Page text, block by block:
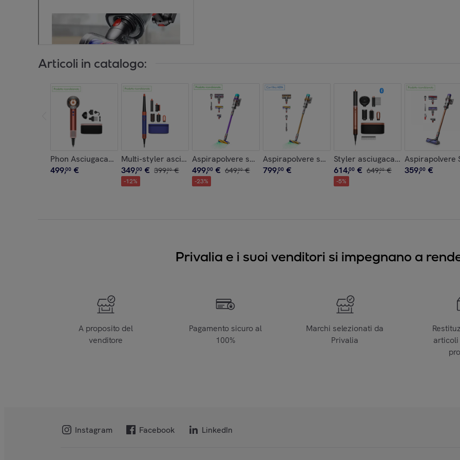
Articoli in catalogo:
Phon Asciugacapelli Dyson Supersonic Nural™ (Strawberry/Bronze) | Ricondizionato
499,00 €
Multi-styler asciugacapelli Dyson Airwrap i.d.™ per capelli lisci e ondulati in Pervinca/
349,00 € 399,00 €
-12%
Aspirapolvere senza filo Dyson Gen5detectᵀᴹ Absolute (viola/nichel) |
499,00 € 649,00 €
-23%
Aspirapolvere senza filo Dyson V15 Detectᵀᴹ
799,00 €
Styler asciugacapelli Dyson
614,00 € 649,00 €
-5%
Aspirapolvere
359,00 €
Privalia e i suoi venditori si impegnano a
A proposito del
venditore
Pagamento sicuro al
100%
Marchi selezionati da
Privalia
articoli
Instagram Facebook LinkedIn